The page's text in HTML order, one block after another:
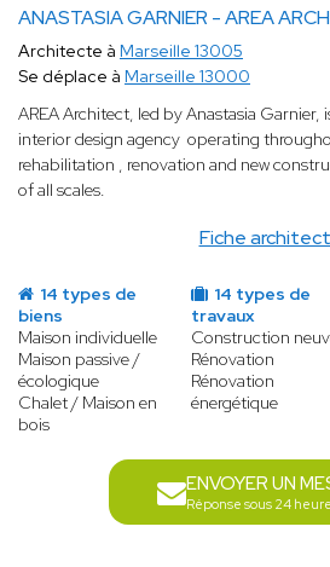
ANASTASIA GARNIER - AREA
Fiche
Architecte à Marseille 13005
Se déplace à Marseille 13000
AREA Architect, led by Anastasia Garnier,
interior design agency operating
rehabilitation , renovation and new
of all scales.
14 types de
biens
Maison individuelle
Maison passive /
écologique
Chalet / Maison en
bois
14 types de
travaux
Construction
Rénovation
Rénovation
énergétique
ENVOYER UN
Réponse sous 24